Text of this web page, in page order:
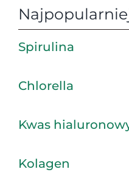
Spirulina
Chlorella
Kwas
Kolagen